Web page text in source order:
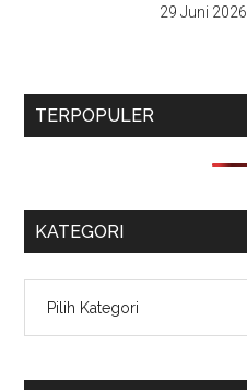
29 Juni 2026
TERPOPULER
KATEGORI